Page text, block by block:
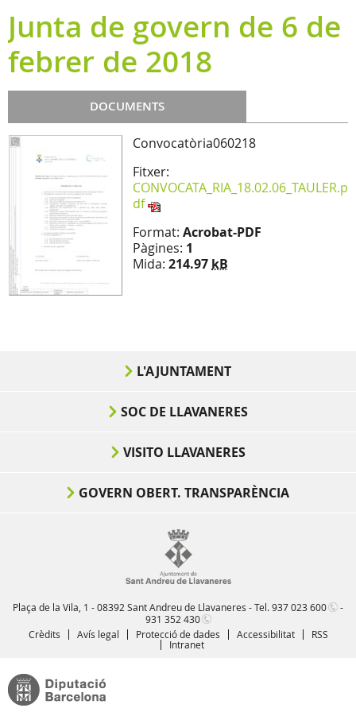
Junta de govern de 6 de
febrer de 2018
DOCUMENTS
Convocatòria060218
Fitxer:
CONVOCATA_RIA_18.02.06_TAULER.p
df
Format: Acrobat-PDF
Pàgines: 1
Mida: 214.97 kB
L'AJUNTAMENT
SOC DE LLAVANERES
VISITO LLAVANERES
GOVERN OBERT. TRANSPARÈNCIA
Plaça de la Vila, 1 - 08392 Sant Andreu de Llavaneres - Tel.937 023 600
-
931 352 430
Crèdits
Avís legal Protecció de dades Accessibilitat
RSS
Intranet